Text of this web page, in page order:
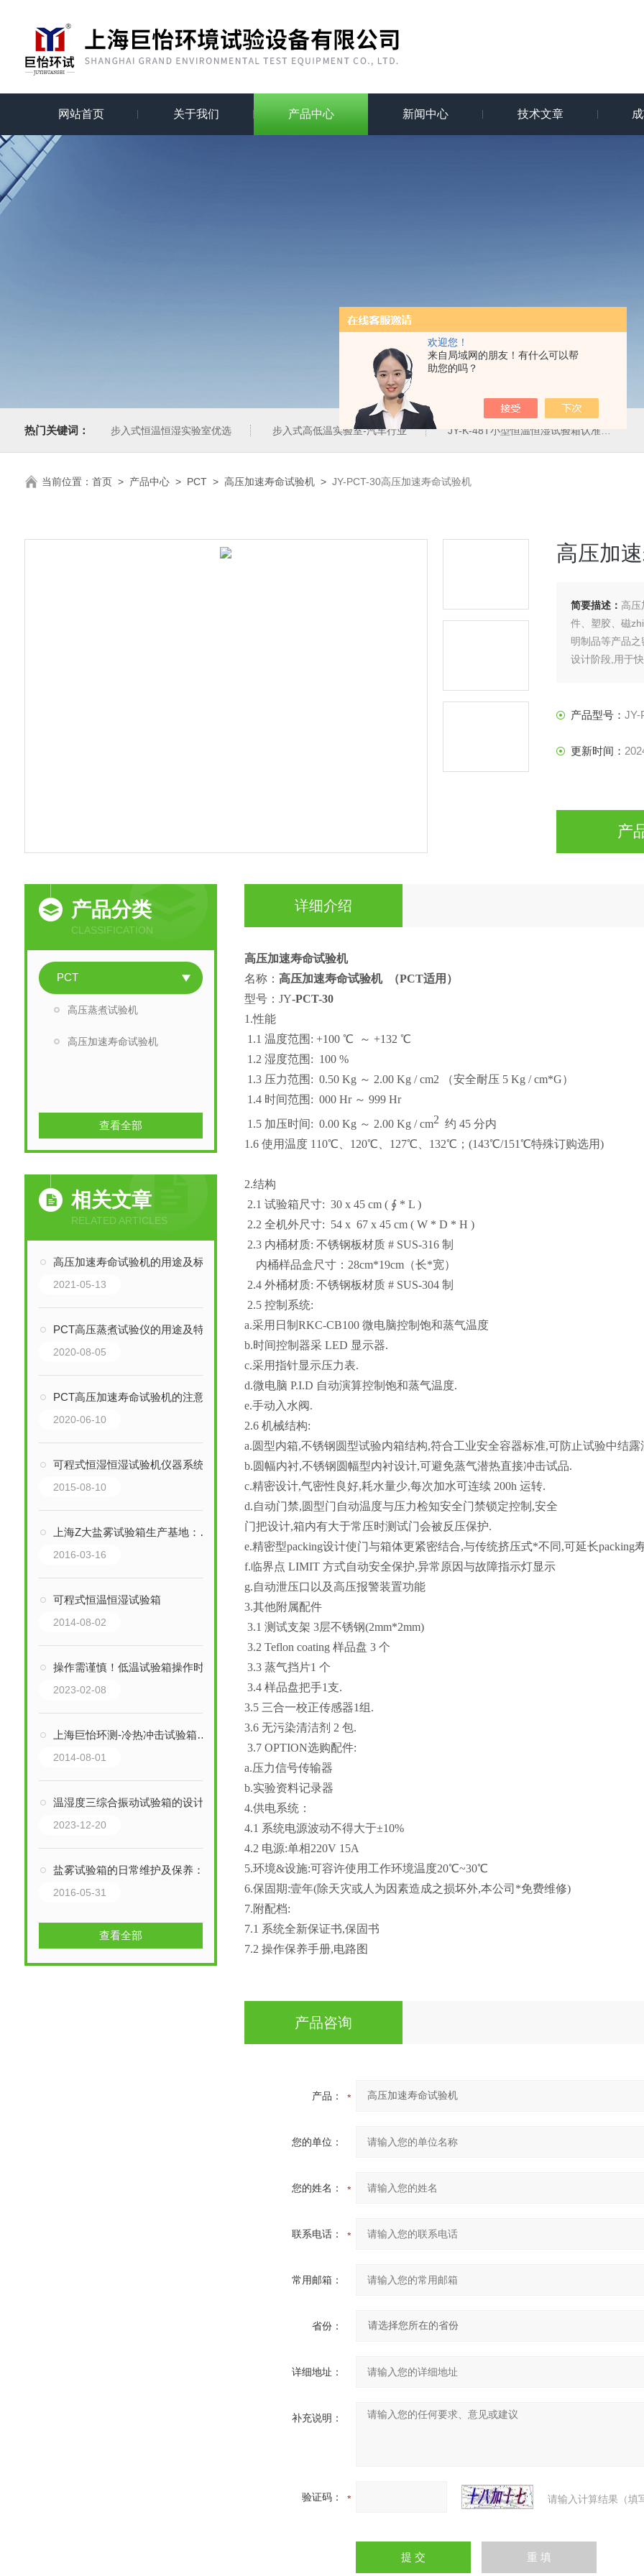
欢迎您！
来自局域网的朋友！有什么可以帮
助您的吗？
网站首页 关于我们 产品中心 新闻中心 技术文章
热门关键词： 步入式恒温恒湿实验室优选 步入式高低温实验室-汽车行业 JY-K-48T小型恒温恒湿试验箱认准巨怡环试
当前位置： 首页> 产品中心> PCT> 高压加速寿命试验机> JY-PCT-30高压加速寿命试验机
高压加
简要描述： 高压
件、塑胶、磁
明制品等产品
设计阶段,用于
产品型号：JY-
更新时间：
产
产品分类
CLASSIFICATION
PCT
高压蒸煮试验机
高压加速寿命试验机
查看全部
相关文章
RELATED ARTICLES
高压加速寿命试验机的用途及标准
2021-05-13
PCT高压蒸煮试验仪的用途及特点
2020-08-05
PCT高压加速寿命试验机的注意事项
2020-06-10
可程式恒湿恒湿试验机仪器系统介绍
2015-08-10
上海Z大盐雾试验箱生产基地：上海巨怡环境试验设备有限公司
2016-03-16
可程式恒温恒湿试验箱
2014-08-02
操作需谨慎！低温试验箱操作时需要注意这些
2023-02-08
上海巨怡环测-冷热冲击试验箱具有哪些优势
2014-08-01
温湿度三综合振动试验箱的设计和制造需要考虑到许多因素
2023-12-20
盐雾试验箱的日常维护及保养：
2016-05-31
查看全部
详细介绍
高压加速寿命试验机
名称：高压加速寿命试验机
（PCT适用）
型号：JY-PCT-30
1.性能
1.1温度范围: +100 ℃ ～ +132 ℃
1.2湿度范围: 100 %
1.3 压力范围: 0.50 Kg ～ 2.00 Kg / cm2 （安全耐压 5 Kg / cm*G）
1.4 时间范围: 000 Hr ～ 999 Hr
1.5 加压时间: 0.00 Kg ～ 2.00 Kg / cm2 约 45 分内
1.6使用温度 110℃、120℃、127℃、132℃；(143℃/151℃特殊订购选用)
2.结构
2.1 试验箱尺寸: 30 x 45 cm ( ∮ * L )
2.2 全机外尺寸: 54 x 67 x 45 cm ( W * D * H )
2.3 内桶材质: 不锈钢板材质 # SUS-316 制
内桶样品盒尺寸：28cm*19cm（长*宽）
2.4外桶材质: 不锈钢板材质 # SUS-304 制
2.5控制系统:
a.采用日制RKC-CB100 微电脑控制饱和蒸气温度
b.时间控制器采 LED 显示器.
c.采用指针显示压力表.
d.微电脑 P.I.D 自动演算控制饱和蒸气温度.
e.手动入水阀.
2.6机械结构:
a.圆型内箱,不锈钢圆型试验内箱结构,符合工业安全容器标准,可防止试验中结露
b.圆幅内衬,不锈钢圆幅型内衬设计,可避免蒸气潜热直接冲击试品.
c.精密设计,气密性良好,耗水量少,每次加水可连续 200h 运转.
d.自动门禁,圆型门自动温度与压力检知安全门禁锁定控制,安全
门把设计,箱内有大于常压时测试门会被反压保护.
e.精密型packing设计使门与箱体更紧密结合,与传统挤压式*不同,可延长packing
f.临界点 LIMIT 方式自动安全保护,异常原因与故障指示灯显示
g.自动泄压口以及高压报警装置功能
3.其他附属配件
3.1 测试支架 3层不锈钢(2mm*2mm)
3.2 Teflon coating 样品盘 3 个
3.3 蒸气挡片1 个
3.4 样品盘把手1支.
3.5 三合一校正传感器1组.
3.6 无污染清洁剂 2 包.
3.7 OPTION选购配件:
a.压力信号传输器
b.实验资料记录器
4.供电系统：
4.1 系统电源波动不得大于±10%
4.2 电源:单相220V 15A
5.环境&设施:可容许使用工作环境温度20℃~30℃
6.保固期:壹年(除天灾或人为因素造成之损坏外,本公司*免费维修)
7.附配档:
7.1 系统全新保证书,保固书
7.2 操作保养手册,电路图
产品咨询
产品：
您的单位：
您的姓名：
联系电话：
常用邮箱：
省份：
详细地址：
补充说明：
验证码： 请输入计算结果（填